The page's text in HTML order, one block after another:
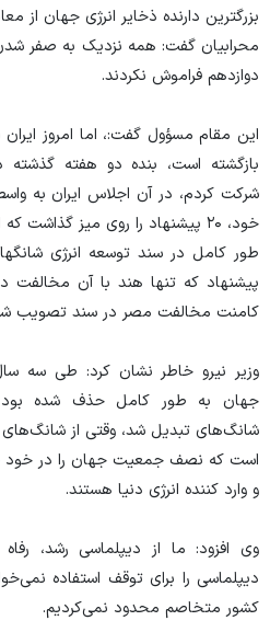
بزرگترین دارنده ذخایر انرژی جهان از
محرابیان گفت: همه نزدیک به صفر
دوازدهم فراموش نکردند.
این مقام مسؤول گفت:، اما امروز
بازگشته است، بنده دو هفته گذشته
شرکت کردم، در آن اجلاس ایران به
طور کامل در سند توسعه انرژی
پیشنهاد که تنها هند با آن مخالفت
کامنت مخالفت مصر در سند تصویب
وزیر نیرو خاطر نشان کرد: طی سه
جهان به طور کامل حذف شده بود
شانگ‌های تبدیل شد، وقتی از شانگ‌های
است که نصف جمعیت جهان را در خود
و وارد کننده انرژی دنیا هستند.
وی افزود: ما از دیپلماسی رشد،
دیپلماسی را برای توقف استفاده
کشور متخاصم محدود نمی‌کردیم.